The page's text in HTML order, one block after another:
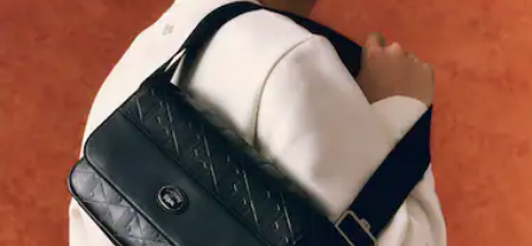
Erfahren Sie hier mehr